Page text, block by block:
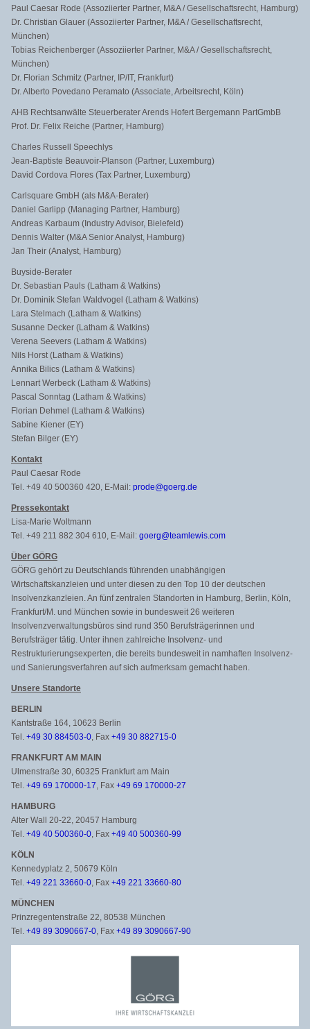
Paul Caesar Rode (Assoziierter Partner, M&A / Gesellschaftsrecht, Hamburg)
Dr. Christian Glauer (Assoziierter Partner, M&A / Gesellschaftsrecht,
München)
Tobias Reichenberger (Assoziierter Partner, M&A / Gesellschaftsrecht,
München)
Dr. Florian Schmitz (Partner, IP/IT, Frankfurt)
Dr. Alberto Povedano Peramato (Associate, Arbeitsrecht, Köln)
AHB Rechtsanwälte Steuerberater Arends Hofert Bergemann PartGmbB
Prof. Dr. Felix Reiche (Partner, Hamburg)
Charles Russell Speechlys
Jean-Baptiste Beauvoir-Planson (Partner, Luxemburg)
David Cordova Flores (Tax Partner, Luxemburg)
Carlsquare GmbH (als M&A-Berater)
Daniel Garlipp (Managing Partner, Hamburg)
Andreas Karbaum (Industry Advisor, Bielefeld)
Dennis Walter (M&A Senior Analyst, Hamburg)
Jan Their (Analyst, Hamburg)
Buyside-Berater
Dr. Sebastian Pauls (Latham & Watkins)
Dr. Dominik Stefan Waldvogel (Latham & Watkins)
Lara Stelmach (Latham & Watkins)
Susanne Decker (Latham & Watkins)
Verena Seevers (Latham & Watkins)
Nils Horst (Latham & Watkins)
Annika Bilics (Latham & Watkins)
Lennart Werbeck (Latham & Watkins)
Pascal Sonntag (Latham & Watkins)
Florian Dehmel (Latham & Watkins)
Sabine Kiener (EY)
Stefan Bilger (EY)
Kontakt
Paul Caesar Rode
Tel. +49 40 500360 420, E-Mail: prode@goerg.de
Pressekontakt
Lisa-Marie Woltmann
Tel. +49 211 882 304 610, E-Mail: goerg@teamlewis.com
Über GÖRG
GÖRG gehört zu Deutschlands führenden unabhängigen
Wirtschaftskanzleien und unter diesen zu den Top 10 der deutschen
Insolvenzkanzleien. An fünf zentralen Standorten in Hamburg, Berlin, Köln,
Frankfurt/M. und München sowie in bundesweit 26 weiteren
Insolvenzverwaltungsbüros sind rund 350 Berufsträgerinnen und
Berufsträger tätig. Unter ihnen zahlreiche Insolvenz- und
Restrukturierungsexperten, die bereits bundesweit in namhaften Insolvenz-
und Sanierungsverfahren auf sich aufmerksam gemacht haben.
Unsere Standorte
BERLIN
Kantstraße 164, 10623 Berlin
Tel. +49 30 884503-0, Fax +49 30 882715-0
FRANKFURT AM MAIN
Ulmenstraße 30, 60325 Frankfurt am Main
Tel. +49 69 170000-17, Fax +49 69 170000-27
HAMBURG
Alter Wall 20-22, 20457 Hamburg
Tel. +49 40 500360-0, Fax +49 40 500360-99
KÖLN
Kennedyplatz 2, 50679 Köln
Tel. +49 221 33660-0, Fax +49 221 33660-80
MÜNCHEN
Prinzregentenstraße 22, 80538 München
Tel. +49 89 3090667-0, Fax +49 89 3090667-90